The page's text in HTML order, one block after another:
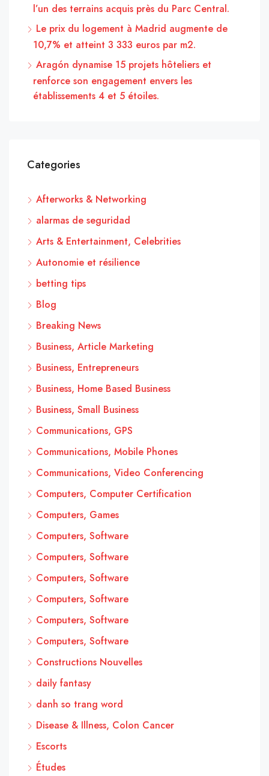
l’un des terrains acquis près du Parc Central.
Le prix du logement à Madrid augmente de
10,7% et atteint 3 333 euros par m2.
Aragón dynamise 15 projets hôteliers et
renforce son engagement envers les
établissements 4 et 5 étoiles.
Categories
Afterworks & Networking
alarmas de seguridad
Arts & Entertainment, Celebrities
Autonomie et résilience
betting tips
Blog
Breaking News
Business, Article Marketing
Business, Entrepreneurs
Business, Home Based Business
Business, Small Business
Communications, GPS
Communications, Mobile Phones
Communications, Video Conferencing
Computers, Computer Certification
Computers, Games
Computers, Software
Computers, Software
Computers, Software
Computers, Software
Computers, Software
Computers, Software
Constructions Nouvelles
daily fantasy
danh so trang word
Disease & Illness, Colon Cancer
Escorts
Études